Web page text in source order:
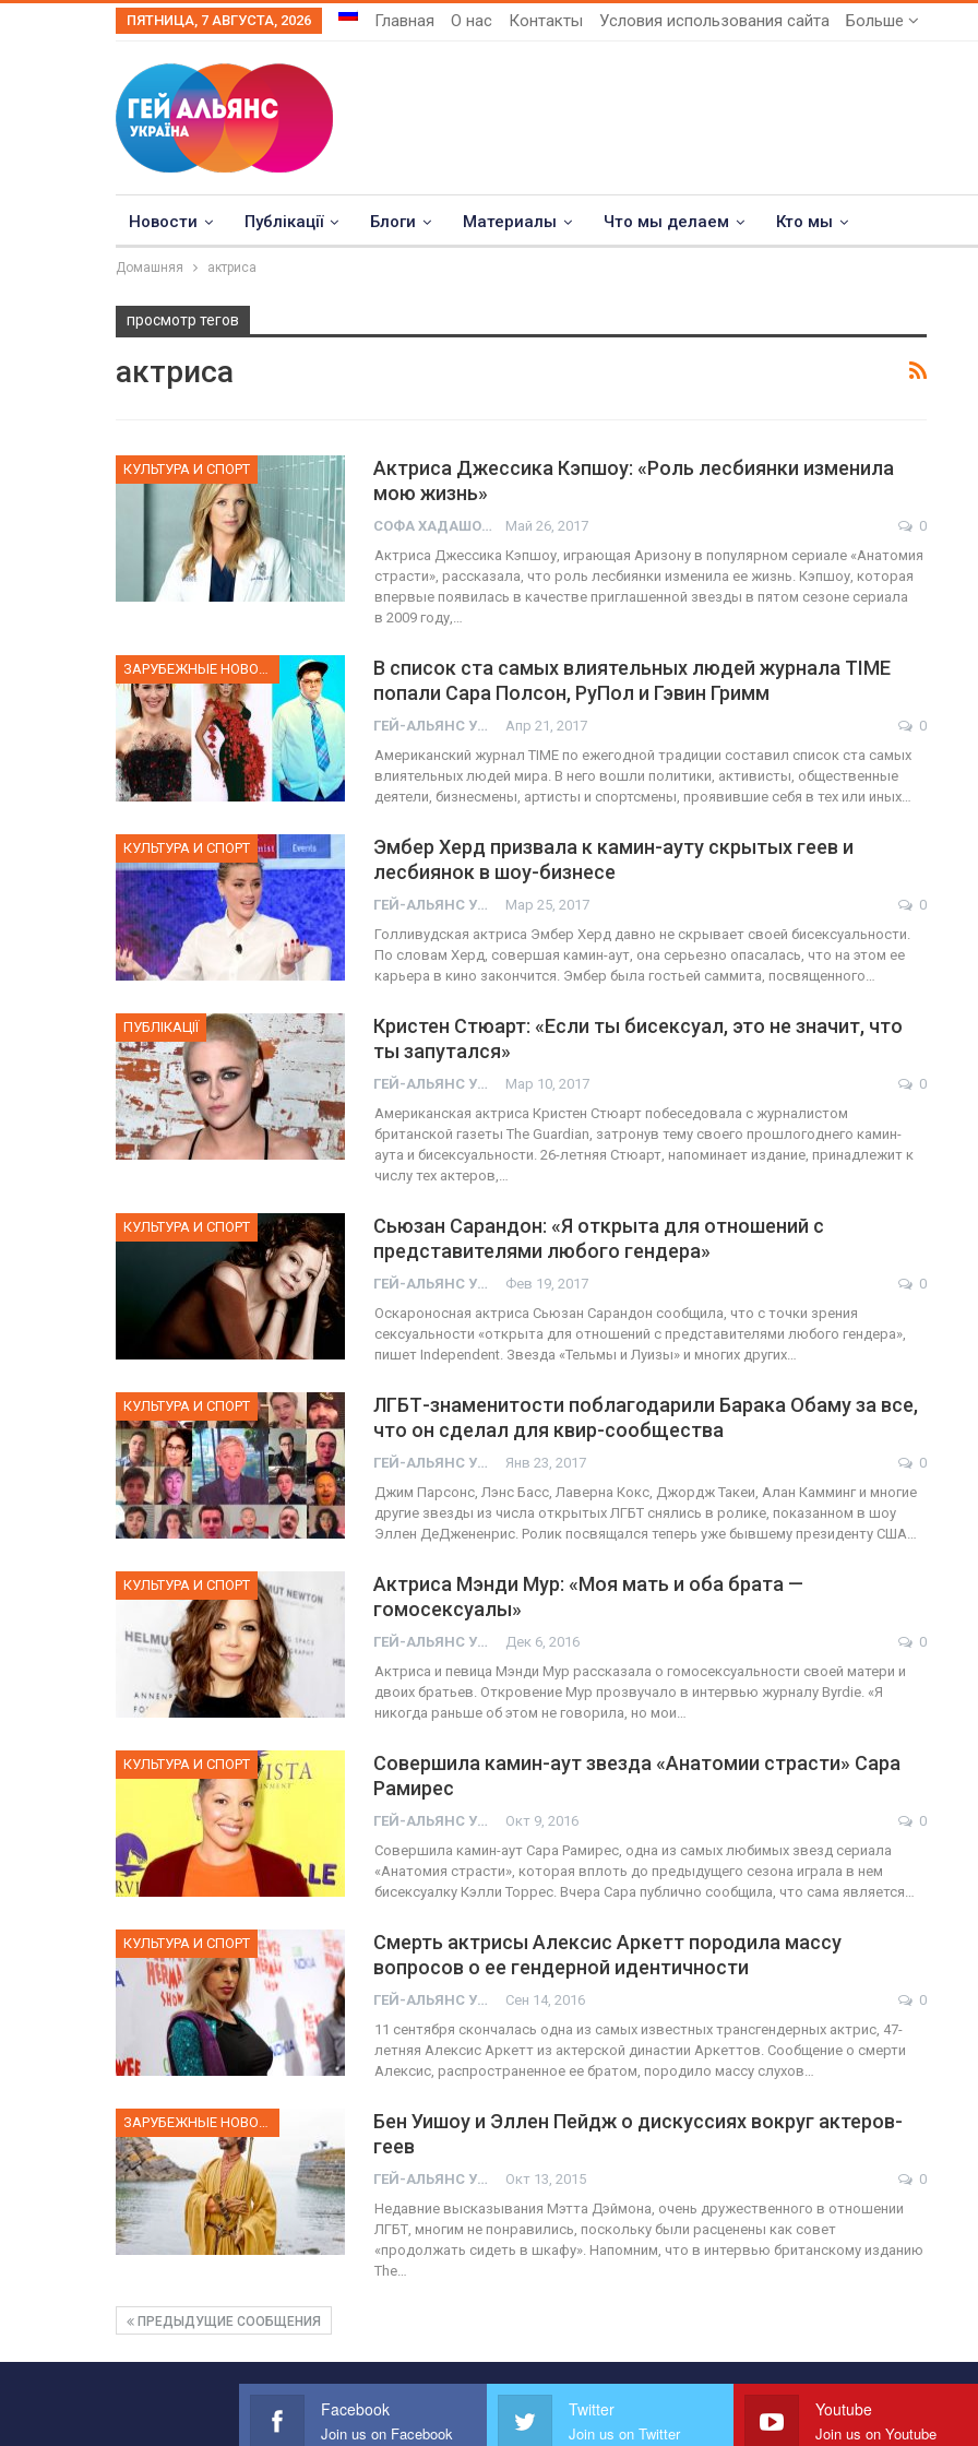
ПЯТНИЦА, 7 АВГУСТА, 2026 Главная О нас Контакты Условия использования сайта Больше
Новости Публікації Блоги Материалы Что мы делаем Кто мы
Домашняя актриса
просмотр тегов
актриса
КУЛЬТУРА И СПОРТ
Актриса Джессика Кэпшоу: «Роль лесбиянки изменила
мою жизнь»
СОФА ХАДАШОТ Май 26, 2017
0
Актриса Джессика Кэпшоу, играющая Аризону в популярном сериале «Анатомия
страсти», рассказала, что роль лесбиянки изменила ее жизнь. Кэпшоу, которая
впервые появилась в качестве приглашенной звезды в пятом сезоне сериала
в 2009 году,…
В список ста самых влиятельных людей журнала TIME
попали Сара Полсон, РуПол и Гэвин Гримм
ГЕЙ-АЛЬЯНС УКРАИНА Апр 21, 2017
0
Американский журнал TIME по ежегодной традиции составил список ста самых
влиятельных людей мира. В него вошли политики, активисты, общественные
деятели, бизнесмены, артисты и спортсмены, проявившие себя в тех или иных…
КУЛЬТУРА И СПОРТ
Эмбер Херд призвала к камин-ауту скрытых геев и
лесбиянок в шоу-бизнесе
ГЕЙ-АЛЬЯНС УКРАИНА Мар 25, 2017
0
Голливудская актриса Эмбер Херд давно не скрывает своей бисексуальности.
По словам Херд, совершая камин-аут, она серьезно опасалась, что на этом ее
карьера в кино закончится. Эмбер была гостьей саммита, посвященного…
ПУБЛІКАЦІЇ
Кристен Стюарт: «Если ты бисексуал, это не значит, что
ты запутался»
ГЕЙ-АЛЬЯНС УКРАИНА Мар 10, 2017
0
Американская актриса Кристен Стюарт побеседовала с журналистом
британской газеты The Guardian, затронув тему своего прошлогоднего камин-
аута и бисексуальности. 26-летняя Стюарт, напоминает издание, принадлежит к
числу тех актеров,…
КУЛЬТУРА И СПОРТ
Сьюзан Сарандон: «Я открыта для отношений с
представителями любого гендера»
ГЕЙ-АЛЬЯНС УКРАИНА Фев 19, 2017
0
Оскароносная актриса Сьюзан Сарандон сообщила, что с точки зрения
сексуальности «открыта для отношений с представителями любого гендера»,
пишет Іndependent. Звезда «Тельмы и Луизы» и многих других…
КУЛЬТУРА И СПОРТ
ЛГБТ-знаменитости поблагодарили Барака Обаму за все,
что он сделал для квир-сообщества
ГЕЙ-АЛЬЯНС УКРАИНА Янв 23, 2017
0
Джим Парсонс, Лэнс Басс, Лаверна Кокс, Джордж Такеи, Алан Камминг и многие
другие звезды из числа открытых ЛГБТ снялись в ролике, показанном в шоу
Эллен ДеДжененрис. Ролик посвящался теперь уже бывшему президенту США…
КУЛЬТУРА И СПОРТ
Актриса Мэнди Мур: «Моя мать и оба брата —
гомосексуалы»
ГЕЙ-АЛЬЯНС УКРАИНА Дек 6, 2016
0
Актриса и певица Мэнди Мур рассказала о гомосексуальности своей матери и
двоих братьев. Откровение Мур прозвучало в интервью журналу Byrdie. «Я
никогда раньше об этом не говорила, но мои…
КУЛЬТУРА И СПОРТ
Совершила камин-аут звезда «Анатомии страсти» Сара
Рамирес
ГЕЙ-АЛЬЯНС УКРАИНА Окт 9, 2016
0
Совершила камин-аут Сара Рамирес, одна из самых любимых звезд сериала
«Анатомия страсти», которая вплоть до предыдущего сезона играла в нем
бисексуалку Кэлли Торрес. Вчера Сара публично сообщила, что сама является…
КУЛЬТУРА И СПОРТ
Смерть актрисы Алексис Аркетт породила массу
вопросов о ее гендерной идентичности
ГЕЙ-АЛЬЯНС УКРАИНА Сен 14, 2016
0
11 сентября скончалась одна из самых известных трансгендерных актрис, 47-
летняя Алексис Аркетт из актерской династии Аркеттов. Сообщение о смерти
Алексис, распространенное ее братом, породило массу слухов…
Бен Уишоу и Эллен Пейдж о дискуссиях вокруг актеров-
геев
ГЕЙ-АЛЬЯНС УКРАИНА Окт 13, 2015
0
Недавние высказывания Мэтта Дэймона, очень дружественного в отношении
ЛГБТ, многим не понравились, поскольку были расценены как совет
«продолжать сидеть в шкафу». Напомним, что в интервью британскому изданию
The…
ПРЕДЫДУЩИЕ СООБЩЕНИЯ
ФОТО
Марш равенства в Киеве, 2017
ГЕЙ-АЛЬЯНС УКРАИНА Июн 20, 2017 0
ФОТО
Марши равенства, сопротивления
ГЕЙ-АЛЬЯНС УКРАИНА Июн 13, 2017
Facebook
Join us on Facebook
Twitter
Join us on Twitter
Youtube
Join us on Youtube